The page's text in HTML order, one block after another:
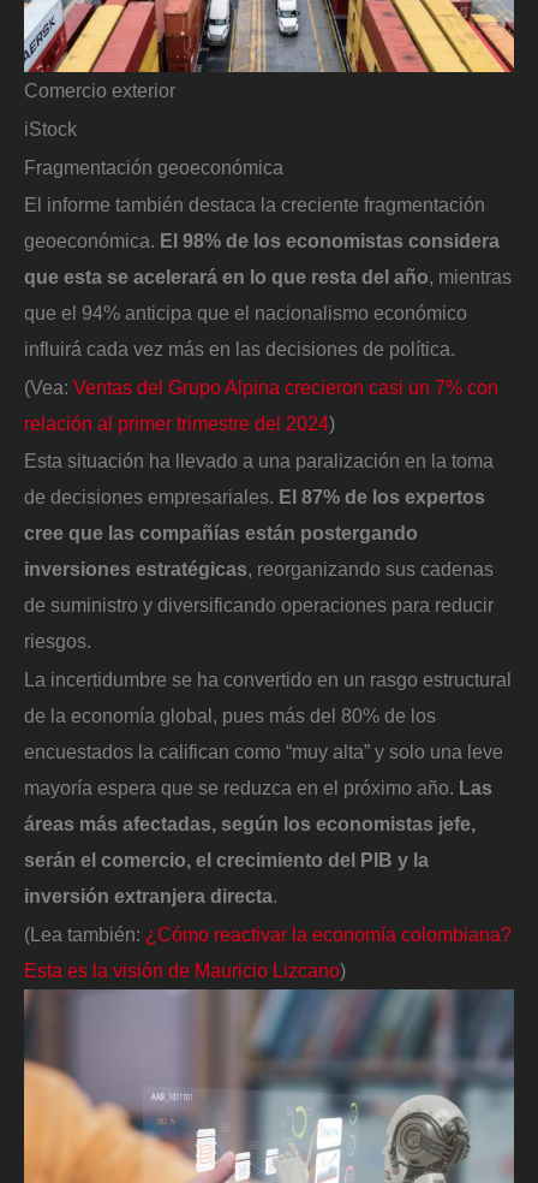
Comercio exterior
iStock
Fragmentación geoeconómica
El informe también destaca la creciente fragmentación
geoeconómica. El 98% de los economistas considera
que esta se acelerará en lo que resta del año, mientras
que el 94% anticipa que el nacionalismo económico
influirá cada vez más en las decisiones de política.
(Vea: Ventas del Grupo Alpina crecieron casi un 7% con
relación al primer trimestre del 2024)
Esta situación ha llevado a una paralización en la toma
de decisiones empresariales. El 87% de los expertos
cree que las compañías están postergando
inversiones estratégicas, reorganizando sus cadenas
de suministro y diversificando operaciones para reducir
riesgos.
La incertidumbre se ha convertido en un rasgo estructural
de la economía global, pues más del 80% de los
encuestados la califican como “muy alta” y solo una leve
mayoría espera que se reduzca en el próximo año. Las
áreas más afectadas, según los economistas jefe,
serán el comercio, el crecimiento del PIB y la
inversión extranjera directa.
(Lea también: ¿Cómo reactivar la economía colombiana?
Esta es la visión de Mauricio Lizcano)